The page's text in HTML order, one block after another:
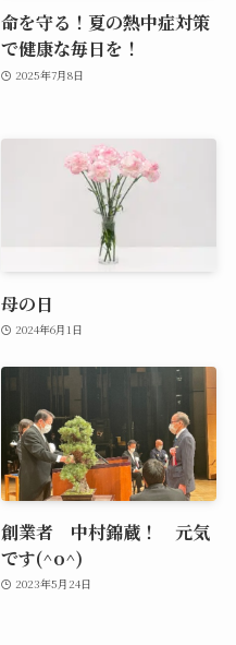
命を守る！夏の熱中症対策
で健康な毎日を！
2025年7月8日
母の日
2024年6月1日
創業者 中村錦蔵！ 元気
です(^o^)
2023年5月24日